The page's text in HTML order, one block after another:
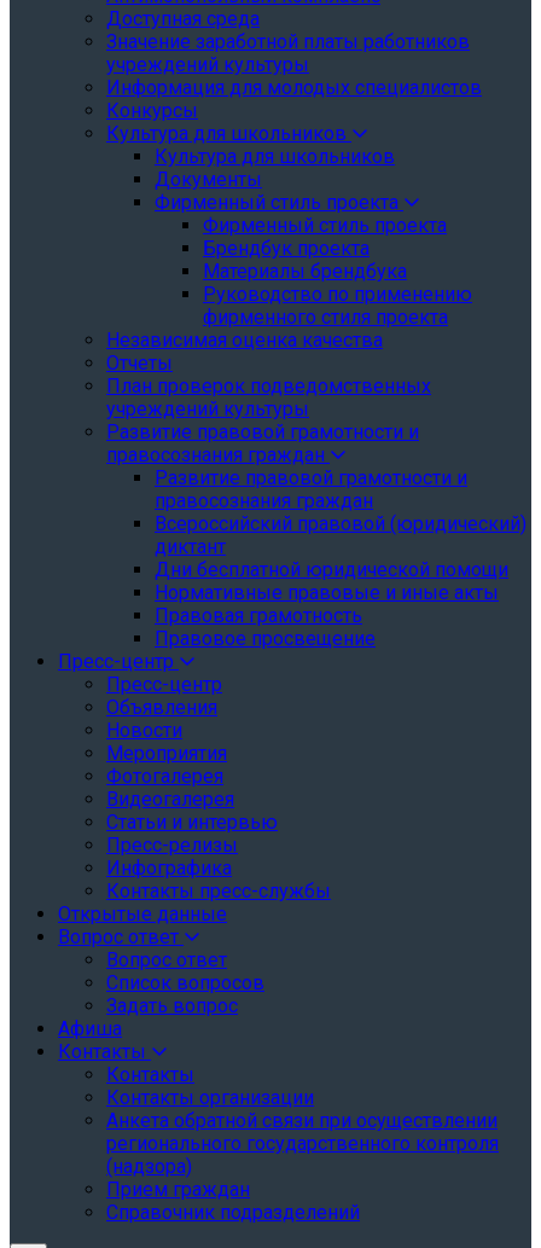
Доступная среда
Значение заработной платы работников
учреждений культуры
Информация для молодых специалистов
Конкурсы
Культура для школьников
Культура для школьников
Документы
Фирменный стиль проекта
Фирменный стиль проекта
Брендбук проекта
Материалы брендбука
Руководство по применению
фирменного стиля проекта
Независимая оценка качества
Отчеты
План проверок подведомственных
учреждений культуры
Развитие правовой грамотности и
правосознания граждан
Развитие правовой грамотности и
правосознания граждан
Всероссийский правовой (юридический)
диктант
Дни бесплатной юридической помощи
Нормативные правовые и иные акты
Правовая грамотность
Правовое просвещение
Пресс-центр
Пресс-центр
Объявления
Новости
Мероприятия
Фотогалерея
Видеогалерея
Статьи и интервью
Пресс-релизы
Инфографика
Контакты пресс-службы
Открытые данные
Вопрос ответ
Вопрос ответ
Список вопросов
Задать вопрос
Афиша
Контакты
Контакты
Контакты организации
Анкета обратной связи при осуществлении
регионального государственного контроля
(надзора)
Прием граждан
Справочник подразделений